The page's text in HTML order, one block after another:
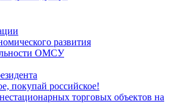
развития
ОМСУ
покупай российское!
торговых объектов на